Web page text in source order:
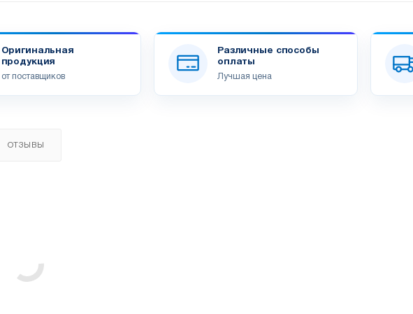
Оригинальная
продукция
от поставщиков
Различные способы
оплаты
Лучшая цена
ОТЗЫВЫ